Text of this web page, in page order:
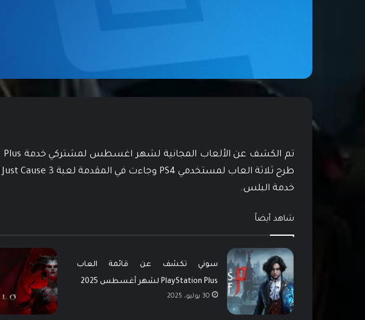
خدمة البلس.
شاهد أيضاً
سوني تكشف عن قائمة العاب
PlayStation Plus لشهر أغسطس 2025
30 يوليو، 2025